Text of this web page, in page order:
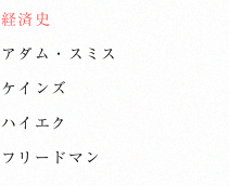
経済史
アダム・スミス
ケインズ
ハイエク
フリードマン